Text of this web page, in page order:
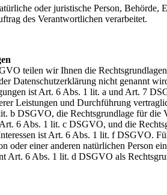
oder juristische Person, Behörde,
des Verantwortlichen verarbeitet.
teilen wir Ihnen die
Datenschutzerklärung nicht genannt
ist Art. 6 Abs. 1 lit. a und Art. 7
Leistungen und Durchführung
b DSGVO, die Rechtsgrundlage für die
6 Abs. 1 lit. c DSGVO, und die
ist Art. 6 Abs. 1 lit. f DSGVO.
oder einer anderen natürlichen Person
Art. 6 Abs. 1 lit. d DSGVO als